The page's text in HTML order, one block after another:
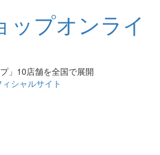
」10店舗を全国で展開
ィシャルサイト